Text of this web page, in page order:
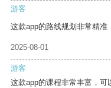
游客
这款app的路线规划非常精准
2025-08-01
游客
这款app的课程非常丰富，可